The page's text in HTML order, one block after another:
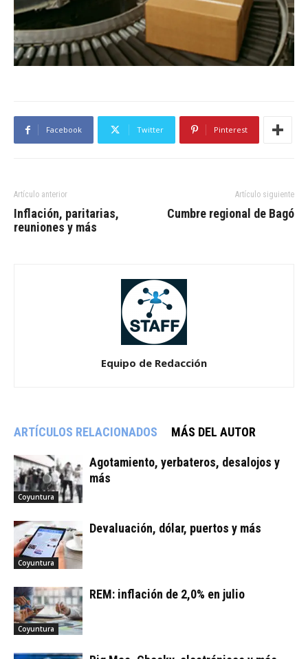
Facebook Twitter Pinterest
Artículo anterior
Inflación, paritarias,
reuniones y más
Artículo siguiente
Cumbre regional de Bagó
Equipo de Redacción
ARTÍCULOS RELACIONADOS MÁS DEL AUTOR
Coyuntura
Agotamiento, yerbateros, desalojos y
más
Coyuntura
Devaluación, dólar, puertos y más
Coyuntura
REM: inflación de 2,0% en julio